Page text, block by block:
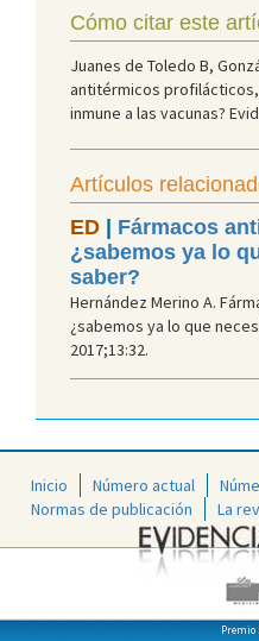
Cómo citar este
Juanes de Toledo B,
antitérmicos
inmune a las vacunas?
Artículos
ED | Fármacos
¿sabemos ya lo
saber?
Hernández Merino A.
¿sabemos ya lo que
2017;13:32.
Inicio Número actual
Normas de publicación
La
Premio